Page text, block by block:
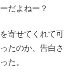
だよねー？
寄せてくれて可
たのか、告白さ
た。